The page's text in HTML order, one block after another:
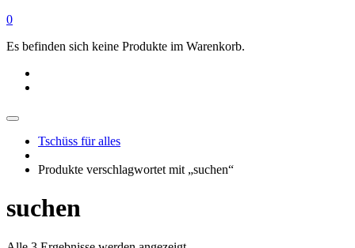
0
Es befinden sich keine Produkte im Warenkorb.
Tschüss für alles
Produkte verschlagwortet mit „suchen“
suchen